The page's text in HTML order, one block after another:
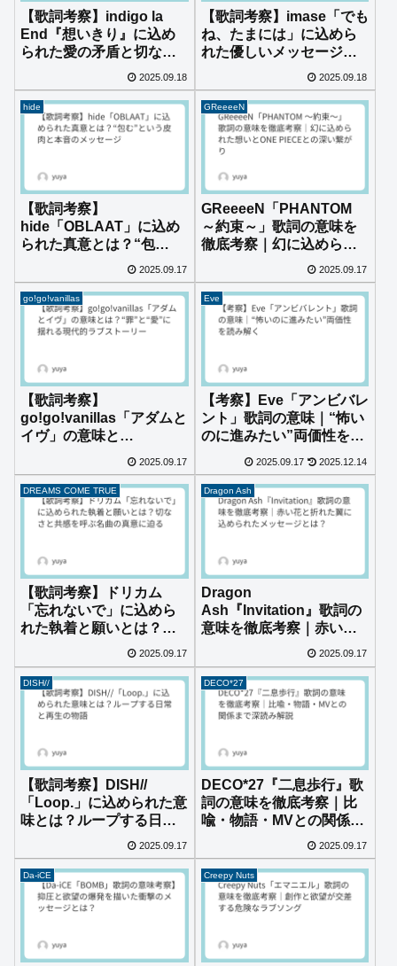
【歌詞考察】indigo la
End『想いきり』に込め
られた愛の矛盾と切なさ
2025.09.18
【歌詞考察】imase「でも
ね、たまには」に込めら
れた優しいメッセージと
2025.09.18
hide
【歌詞考察】
hide「OBLAAT」に込め
られた真意とは？“包
む”という皮肉と本音のメ
ッセージ
2025.09.17
GReeeeN
GReeeeN「PHANTOM
～約束～」歌詞の意味を
徹底考察｜幻に込められ
た想いとONE PIECEとの
深い繋がり
2025.09.17
go!go!vanillas
【歌詞考察】
go!go!vanillas「アダムと
イヴ」の意味と
現代的ラブストーリー
2025.09.17
Eve
【考察】Eve「アンビバレ
ント」歌詞の意味｜“怖い
のに進みたい”両価性を読
2025.09.17 2025.12.14
DREAMS COME TRUE
【歌詞考察】ドリカム
「忘れないで」に込めら
れた執着と願いとは？切
なさと共感を呼ぶ名曲の
真意に迫る
2025.09.17
Dragon Ash
Dragon
Ash『Invitation』歌詞の
意味を徹底考察｜赤い花
と折れた翼に込められた
メッセージとは？
2025.09.17
DISH//
【歌詞考察】DISH//
「Loop.」に込められた意
味とは？ループする日常
2025.09.17
DECO*27
DECO*27『二息歩行』歌
詞の意味を徹底考察｜比
喩・物語・MVとの関係ま
2025.09.17
Da-iCE Creepy Nuts